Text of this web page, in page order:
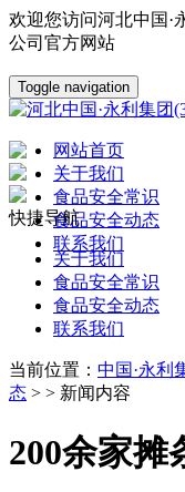
欢迎您访问河北中国·
公司官方网站
Toggle navigation
网站首页
关于我们
食品安全常识
食品安全动态
联系我们
快捷导航
关于我们
食品安全常识
食品安全动态
联系我们
当前位置： 中国·永利
态 > > 新闻内容
200余家摊